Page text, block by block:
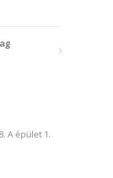
A épület 1.